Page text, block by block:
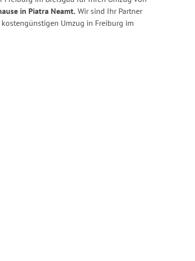
in Piatra Neamt. Wir sind Ihr Partner
Umzug in Freiburg im